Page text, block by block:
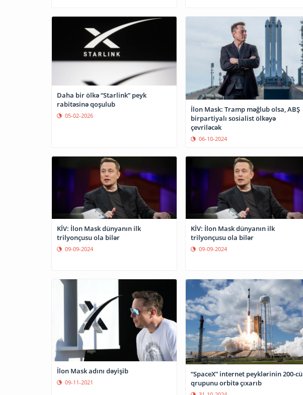
Daha bir ölkə “Starlink” peyk
rabitəsinə qoşulub
05-02-2026
İlon Mask: Tramp məğlub olsa, ABŞ
birpartiyalı sosialist ölkəyə
çevriləcək
06-10-2024
KİV: İlon Mask dünyanın ilk
trilyonçusu ola bilər
09-09-2024
KİV: İlon Mask dünyanın ilk
trilyonçusu ola bilər
09-09-2024
İlon Mask adını dəyişib
09-11-2021
“SpaceX” internet peyklərinin 200-cü
qrupunu orbitə çıxarıb